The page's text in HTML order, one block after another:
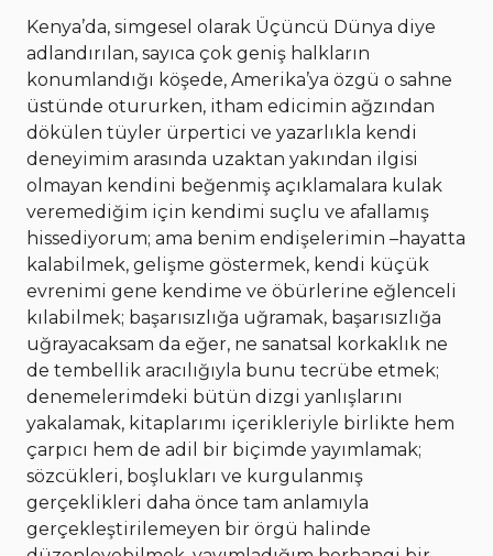
Kenya’da, simgesel olarak Üçüncü Dünya diye
adlandırılan, sayıca çok geniş halkların
konumlandığı köşede, Amerika’ya özgü o sahne
üstünde otururken, itham edicimin ağzından
dökülen tüyler ürpertici ve yazarlıkla kendi
deneyimim arasında uzaktan yakından ilgisi
olmayan kendini beğenmiş açıklamalara kulak
veremediğim için kendimi suçlu ve afallamış
hissediyorum; ama benim endişelerimin –hayatta
kalabilmek, gelişme göstermek, kendi küçük
evrenimi gene kendime ve öbürlerine eğlenceli
kılabilmek; başarısızlığa uğramak, başarısızlığa
uğrayacaksam da eğer, ne sanatsal korkaklık ne
de tembellik aracılığıyla bunu tecrübe etmek;
denemelerimdeki bütün dizgi yanlışlarını
yakalamak, kitaplarımı içerikleriyle birlikte hem
çarpıcı hem de adil bir biçimde yayımlamak;
sözcükleri, boşlukları ve kurgulanmış
gerçeklikleri daha önce tam anlamıyla
gerçekleştirilemeyen bir örgü halinde